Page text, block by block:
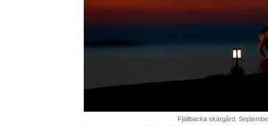
Fjällbacka skärgård.